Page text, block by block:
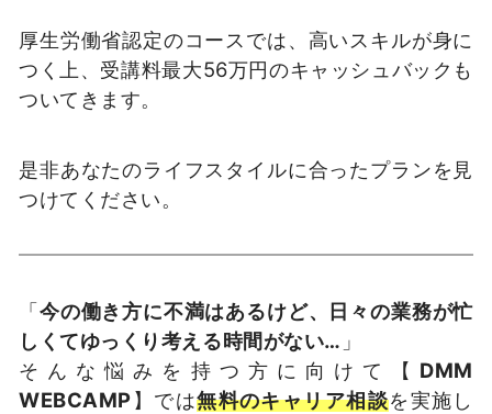
厚生労働省認定のコースでは、高いスキルが身に
つく上、受講料最大56万円のキャッシュバックも
ついてきます。
是非あなたのライフスタイルに合ったプランを見
つけてください。
「今の働き方に不満はあるけど、日々の業務が忙
しくてゆっくり考える時間がない… 」
そんな悩みを持つ方に向けて【 DMM
WEBCAMP】では無料のキャリア相談を実施し